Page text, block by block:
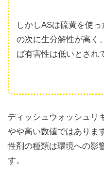
しかしASは硫黄を使
の次に生分解性が高く
ば有害性は低いとされ
ディッシュウォッシュリ
やや高い数値ではありま
性剤の種類は環境への影
す。